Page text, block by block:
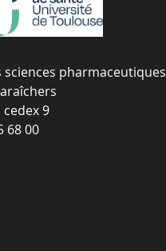
pharmaceutiques
cedex 9
68 00